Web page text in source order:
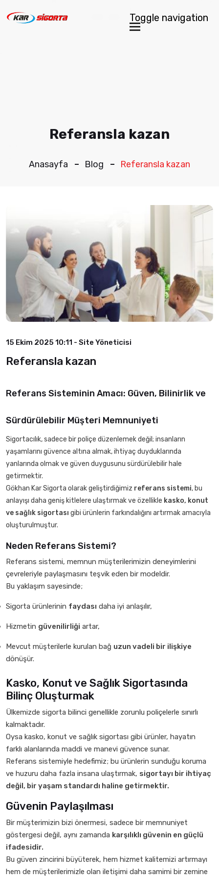
Toggle navigation
Referansla kazan
Anasayfa Blog Referansla kazan
15 Ekim 2025 10:11 - Site Yöneticisi
Referansla kazan
Referans Sisteminin Amacı: Güven, Bilinirlik ve
Sürdürülebilir Müşteri Memnuniyeti
Sigortacılık, sadece bir poliçe düzenlemek değil; insanların
yaşamlarını güvence altına almak, ihtiyaç duyduklarında
yanlarında olmak ve güven duygusunu sürdürülebilir hale
getirmektir.
Gökhan Kar Sigorta olarak geliştirdiğimiz referans sistemi, bu
anlayışı daha geniş kitlelere ulaştırmak ve özellikle kasko, konut
ve sağlık sigortası gibi ürünlerin farkındalığını artırmak amacıyla
oluşturulmuştur.
Neden Referans Sistemi?
Referans sistemi, memnun müşterilerimizin deneyimlerini
çevreleriyle paylaşmasını teşvik eden bir modeldir.
Bu yaklaşım sayesinde;
Sigorta ürünlerinin faydası daha iyi anlaşılır,
Hizmetin güvenilirliği artar,
Mevcut müşterilerle kurulan bağ uzun vadeli bir ilişkiye
dönüşür.
Kasko, Konut ve Sağlık Sigortasında
Bilinç Oluşturmak
Ülkemizde sigorta bilinci genellikle zorunlu poliçelerle sınırlı
kalmaktadır.
Oysa kasko, konut ve sağlık sigortası gibi ürünler, hayatın
farklı alanlarında maddi ve manevi güvence sunar.
Referans sistemiyle hedefimiz; bu ürünlerin sunduğu koruma
ve huzuru daha fazla insana ulaştırmak, sigortayı bir ihtiyaç
değil, bir yaşam standardı haline getirmektir.
Güvenin Paylaşılması
Bir müşterimizin bizi önermesi, sadece bir memnuniyet
göstergesi değil, aynı zamanda karşılıklı güvenin en güçlü
ifadesidir.
Bu güven zincirini büyüterek, hem hizmet kalitemizi artırmayı
hem de müşterilerimizle olan iletişimi daha samimi bir zemine